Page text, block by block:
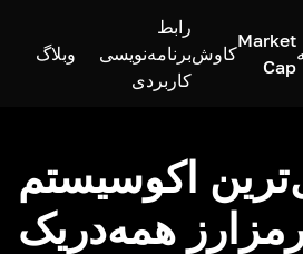
Market
Cap
کاوش
رابط
برنامه‌نویسی
کاربردی
وبلاگ
اکوسیستم
همه‌در‌یک